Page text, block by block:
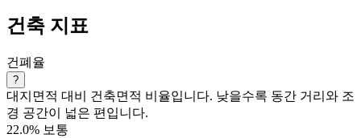
건축 지표
건폐율
?
대지면적 대비 건축면적 비율입니다. 낮을수록 동간 거리와 조
경 공간이 넓은 편입니다.
22.0% 보통